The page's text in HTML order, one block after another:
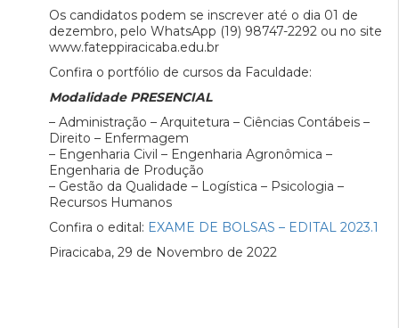
Os candidatos podem se inscrever até o dia 01 de
dezembro, pelo WhatsApp (19) 98747-2292 ou no site
www.fateppiracicaba.edu.br
Confira o portfólio de cursos da Faculdade:
Modalidade PRESENCIAL
– Administração – Arquitetura – Ciências Contábeis –
Direito – Enfermagem
– Engenharia Civil – Engenharia Agronômica –
Engenharia de Produção
– Gestão da Qualidade – Logística – Psicologia –
Recursos Humanos
Confira o edital: EXAME DE BOLSAS – EDITAL 2023.1
Piracicaba, 29 de Novembro de 2022